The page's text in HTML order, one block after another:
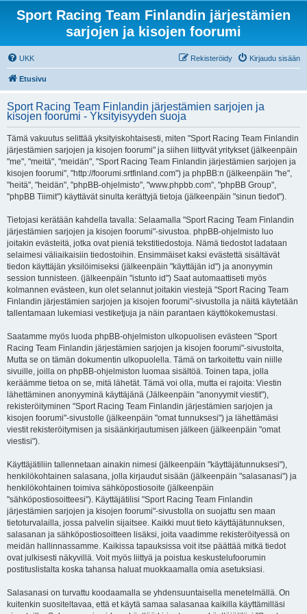
Sport Racing Team Finlandin järjestämien
sarjojen ja kisojen foorumi
UKK Kirjaudu sisään
Rekisteröidy
Etusivu
Sport Racing Team Finlandin järjestämien sarjojen ja
kisojen foorumi - Yksityisyyden suoja
Tämä vakuutus selittää yksityiskohtaisesti, miten "Sport Racing Team Finlandin
järjestämien sarjojen ja kisojen foorumi" ja siihen liittyvät yritykset (jälkeenpäin
"me", "meitä", "meidän", "Sport Racing Team Finlandin järjestämien sarjojen ja
kisojen foorumi", "http://foorumi.srtfinland.com") ja phpBB:n (jälkeenpäin "he",
"heitä", "heidän", "phpBB-ohjelmisto", "www.phpbb.com", "phpBB Group",
"phpBB Tiimit") käyttävät sinulta kerättyjä tietoja (jälkeenpäin "sinun tiedot").
Tietojasi kerätään kahdella tavalla: Selaamalla "Sport Racing Team Finlandin
järjestämien sarjojen ja kisojen foorumi"-sivustoa. phpBB-ohjelmisto luo
joitakin evästeitä, jotka ovat pieniä tekstitiedostoja. Nämä tiedostot ladataan
selaimesi väliaikaisiin tiedostoihin. Ensimmäiset kaksi evästettä sisältävät
tiedon käyttäjän yksilöimiseksi (jälkeenpäin "käyttäjän id") ja anonyymin
session tunnisteen. (jälkeenpäin "istunto id") Saat automaattiseti myös
kolmannen evästeen, kun olet selannut joitakin viestejä "Sport Racing Team
Finlandin järjestämien sarjojen ja kisojen foorumi"-sivustolla ja näitä käytetään
tallentamaan lukemiasi vestiketjuja ja näin parantaen käyttökokemustasi.
Saatamme myös luoda phpBB-ohjelmiston ulkopuolisen evästeen "Sport
Racing Team Finlandin järjestämien sarjojen ja kisojen foorumi"-sivustolta,
Mutta se on tämän dokumentin ulkopuolella. Tämä on tarkoitettu vain niille
sivuille, joilla on phpBB-ohjelmiston luomaa sisältöä. Toinen tapa, jolla
keräämme tietoa on se, mitä lähetät. Tämä voi olla, mutta ei rajoita: Viestin
lähettäminen anonyyminä käyttäjänä (Jälkeenpäin "anonyymit viestit"),
rekisteröityminen "Sport Racing Team Finlandin järjestämien sarjojen ja
kisojen foorumi"-sivustolle (jälkeenpäin "omat tunnuksesi") ja lähettämäsi
viestit rekisteröitymisen ja sisäänkirjautumisen jälkeen (jälkeenpäin "omat
viestisi").
Käyttäjätiliin tallennetaan ainakin nimesi (jälkeenpäin "käyttäjätunnuksesi"),
henkilökohtainen salasana, jolla kirjaudut sisään (jälkeenpäin "salasanasi") ja
henkilökohtainen toimiva sähköpostiosoite (jälkeenpäin
"sähköpostiosoitteesi"). Käyttäjätilisi "Sport Racing Team Finlandin
järjestämien sarjojen ja kisojen foorumi"-sivustolla on suojattu sen maan
tietoturvalailla, jossa palvelin sijaitsee. Kaikki muut tieto käyttäjätunnuksen,
salasanan ja sähköpostiosoitteen lisäksi, joita vaadimme rekisteröityessä on
meidän hallinnassamme. Kaikissa tapauksissa voit itse päättää mitkä tiedot
ovat julkisesti näkyvillä. Voit myös liittyä ja poistua keskustelufoorumin
postituslistalta koska tahansa haluat muokkaamalla omia asetuksiasi.
Salasanasi on turvattu koodaamalla se yhdensuuntaisella menetelmällä. On
kuitenkin suositeltavaa, että et käytä samaa salasanaa kaikilla käyttämilläsi